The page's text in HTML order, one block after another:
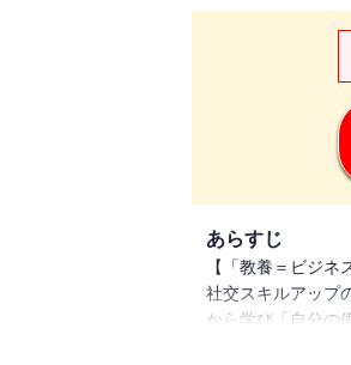
あらすじ
【「教養＝ビジネ
社交スキルアップ
から学び「自分の
その状況を一般